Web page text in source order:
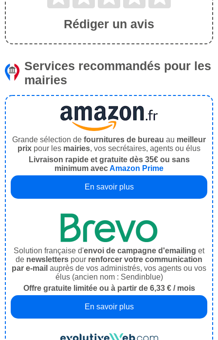
Rédiger un avis
Services recommandés pour les
mairies
Grande sélection de fournitures de bureau au meilleur
prix pour les mairies, vos secrétaires, agents ou élus
Livraison rapide et gratuite dès 35€ ou sans
minimum avecAmazon Prime
En savoir plus
Solution française d'envoi de campagne d'emailing et
de newsletters pour renforcer votre communication
par e-mail auprès de vos administrés, vos agents ou vos
élus (ancien nom : Sendinblue)
Offre gratuite limitée ou à partir de 6,33 € / mois
En savoir plus